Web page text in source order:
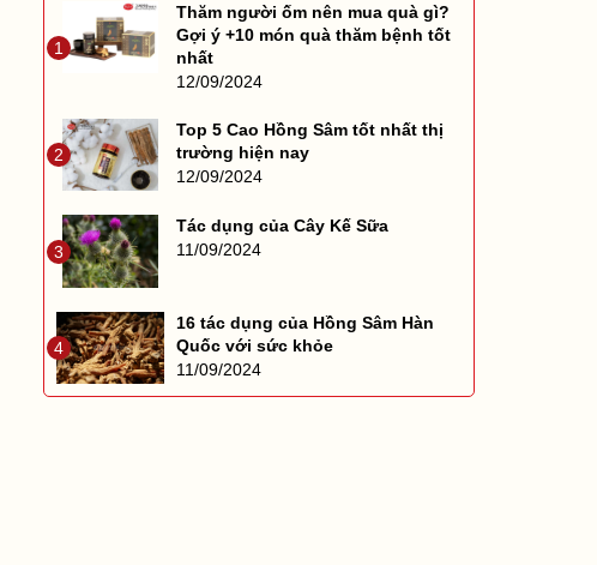
1
Thăm người ốm nên mua quà gì?
Gợi ý +10 món quà thăm bệnh tốt
nhất
12/09/2024
2
Top 5 Cao Hồng Sâm tốt nhất thị
trường hiện nay
12/09/2024
3
Tác dụng của Cây Kế Sữa
11/09/2024
4
16 tác dụng của Hồng Sâm Hàn
Quốc với sức khỏe
11/09/2024